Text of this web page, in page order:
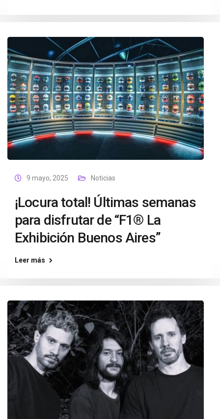
9 mayo, 2025 Noticias
¡Locura total! Últimas semanas
para disfrutar de “F1® La
Exhibición Buenos Aires”
Leer más